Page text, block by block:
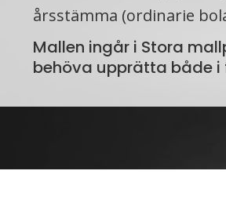
årsstämma (ordinarie
Mallen ingår i Stora
behöva upp­rätta både